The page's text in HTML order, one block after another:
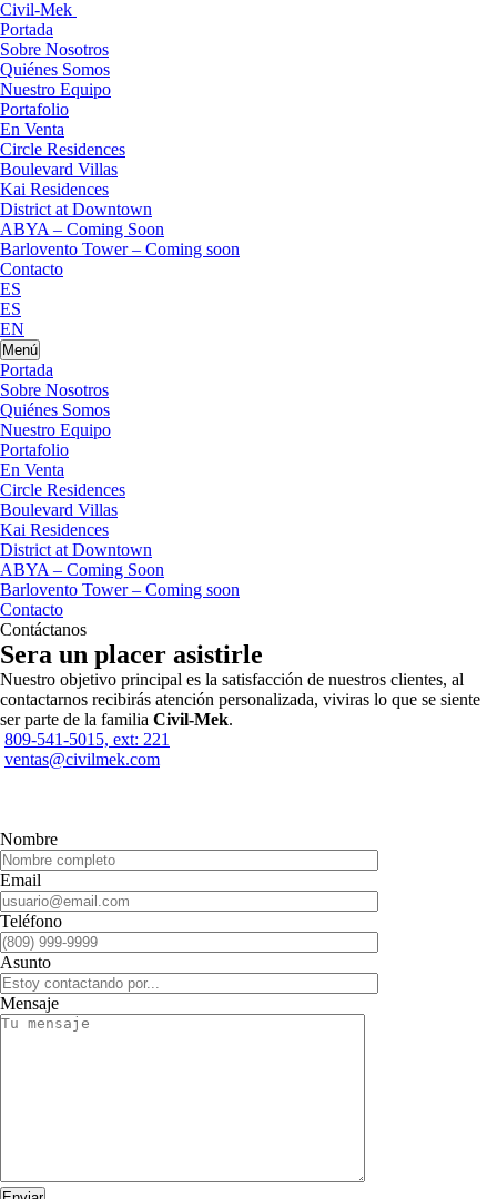
Civil-Mek
Portada
Sobre Nosotros
Quiénes Somos
Nuestro Equipo
Portafolio
En Venta
Circle Residences
Boulevard Villas
Kai Residences
District at Downtown
ABYA – Coming Soon
Barlovento Tower – Coming soon
Contacto
ES
ES
EN
Menú
Portada
Sobre Nosotros
Quiénes Somos
Nuestro Equipo
Portafolio
En Venta
Circle Residences
Boulevard Villas
Kai Residences
District at Downtown
ABYA – Coming Soon
Barlovento Tower – Coming soon
Contacto
Contáctanos
Sera un placer asistirle
Nuestro objetivo principal es la satisfacción de nuestros clientes, al
contactarnos recibirás atención personalizada, viviras lo que se siente
ser parte de la familia Civil-Mek.
809-541-5015, ext: 221
ventas@civilmek.com
Nombre
Email
Teléfono
Asunto
Mensaje